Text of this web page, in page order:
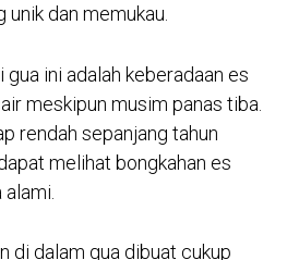
dan memukau.
ini adalah keberadaan es
meskipun musim panas tiba.
rendah sepanjang tahun
melihat bongkahan es
di dalam gua dibuat cukup